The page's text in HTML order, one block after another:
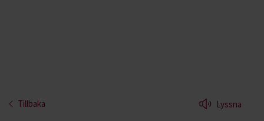
Tillbaka Lyssna